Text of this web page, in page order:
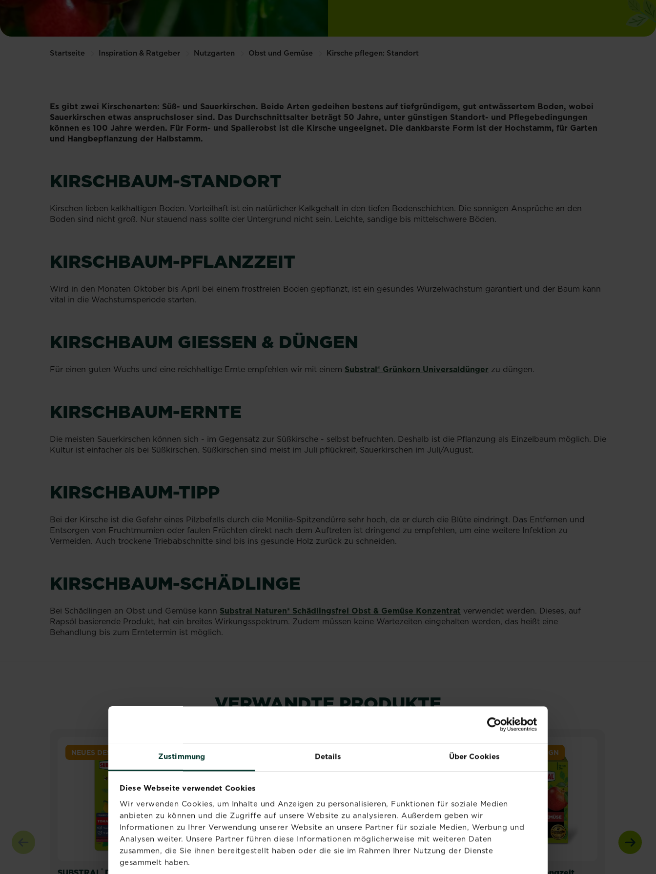
Zustimmung Details Über Cookies
Diese Webseite verwendet Cookies
Wir verwenden Cookies, um Inhalte und Anzeigen zu personalisieren, Funktionen für soziale Medien
anbieten zu können und die Zugriffe auf unsere Website zu analysieren. Außerdem geben wir
Informationen zu Ihrer Verwendung unserer Website an unsere Partner für soziale Medien, Werbung und
Analysen weiter. Unsere Partner führen diese Informationen möglicherweise mit weiteren Daten
zusammen, die Sie ihnen bereitgestellt haben oder die sie im Rahmen Ihrer Nutzung der Dienste
gesammelt haben.
Startseite Inspiration & Ratgeber Nutzgarten Obst und Gemüse Kirsche pflegen: Standort
Es gibt zwei Kirschenarten: Süß- und Sauerkirschen. Beide Arten gedeihen bestens auf tiefgründigem, gut entwässertem Boden, wobei
Sauerkirschen etwas anspruchsloser sind. Das Durchschnittsalter beträgt 50 Jahre, unter günstigen Standort- und Pflegebedingungen
können es 100 Jahre werden. Für Form- und Spalierobst ist die Kirsche ungeeignet. Die dankbarste Form ist der Hochstamm, für Garten
und Hangbepflanzung der Halbstamm.
KIRSCHBAUM-STANDORT
Kirschen lieben kalkhaltigen Boden. Vorteilhaft ist ein natürlicher Kalkgehalt in den tiefen Bodenschichten. Die sonnigen Ansprüche an den
Boden sind nicht groß. Nur stauend nass sollte der Untergrund nicht sein. Leichte, sandige bis mittelschwere Böden.
KIRSCHBAUM-PFLANZZEIT
Wird in den Monaten Oktober bis April bei einem frostfreien Boden gepflanzt, ist ein gesundes Wurzelwachstum garantiert und der Baum kann
vital in die Wachstumsperiode starten.
KIRSCHBAUM GIESSEN & DÜNGEN
Für einen guten Wuchs und eine reichhaltige Ernte empfehlen wir mit einem Substral® Grünkorn Universaldünger zu düngen.
KIRSCHBAUM-ERNTE
Die meisten Sauerkirschen können sich - im Gegensatz zur Süßkirsche - selbst befruchten. Deshalb ist die Pflanzung als Einzelbaum möglich. Die
Kultur ist einfacher als bei Süßkirschen. Süßkirschen sind meist im Juli pflückreif, Sauerkirschen im Juli/August.
KIRSCHBAUM-TIPP
Bei der Kirsche ist die Gefahr eines Pilzbefalls durch die Monilia-Spitzendürre sehr hoch, da er durch die Blüte eindringt. Das Entfernen und
Entsorgen von Fruchtmumien oder faulen Früchten direkt nach dem Auftreten ist dringend zu empfehlen, um eine weitere Infektion zu
Vermeiden. Auch trockene Triebabschnitte sind bis ins gesunde Holz zurück zu schneiden.
KIRSCHBAUM-SCHÄDLINGE
Bei Schädlingen an Obst und Gemüse kann Substral Naturen® Schädlingsfrei Obst & Gemüse Konzentrat verwendet werden. Dieses, auf
Rapsöl basierende Produkt, hat ein breites Wirkungsspektrum. Zudem müssen keine Wartezeiten eingehalten werden, das heißt eine
Behandlung bis zum Erntetermin ist möglich.
VERWANDTE PRODUKTE
®
NEUES DESIGN NEUES DESIGN